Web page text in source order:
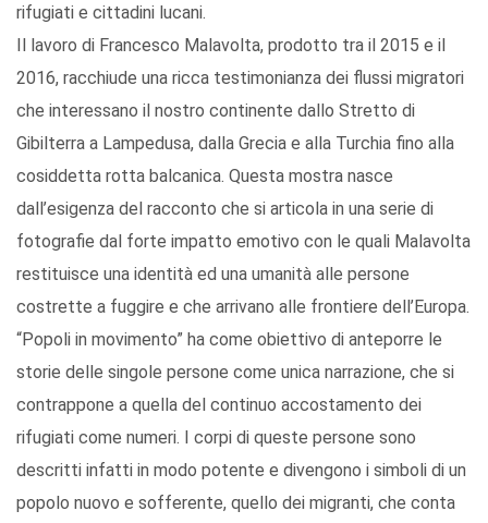
rifugiati e cittadini lucani.
Il lavoro di Francesco Malavolta, prodotto tra il 2015 e il
2016, racchiude una ricca testimonianza dei flussi migratori
che interessano il nostro continente dallo Stretto di
Gibilterra a Lampedusa, dalla Grecia e alla Turchia fino alla
cosiddetta rotta balcanica. Questa mostra nasce
dall’esigenza del racconto che si articola in una serie di
fotografie dal forte impatto emotivo con le quali Malavolta
restituisce una identità ed una umanità alle persone
costrette a fuggire e che arrivano alle frontiere dell’Europa.
“Popoli in movimento” ha come obiettivo di anteporre le
storie delle singole persone come unica narrazione, che si
contrappone a quella del continuo accostamento dei
rifugiati come numeri. I corpi di queste persone sono
descritti infatti in modo potente e divengono i simboli di un
popolo nuovo e sofferente, quello dei migranti, che conta